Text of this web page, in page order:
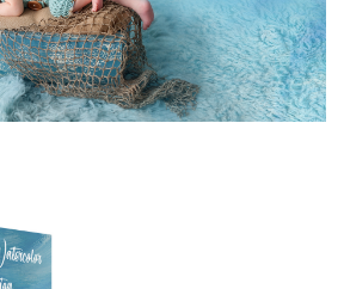
Descarga gratis